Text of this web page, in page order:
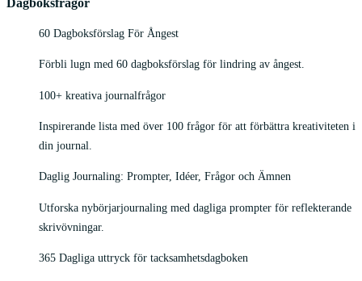
60 Dagboksförslag För Ångest
Förbli lugn med 60 dagboksförslag för lindring av ångest.
100+ kreativa journalfrågor
Inspirerande lista med över 100 frågor för att förbättra kreativiteten i
din journal.
Daglig Journaling: Prompter, Idéer, Frågor och Ämnen
Utforska nybörjarjournaling med dagliga prompter för reflekterande
skrivövningar.
365 Dagliga uttryck för tacksamhetsdagboken